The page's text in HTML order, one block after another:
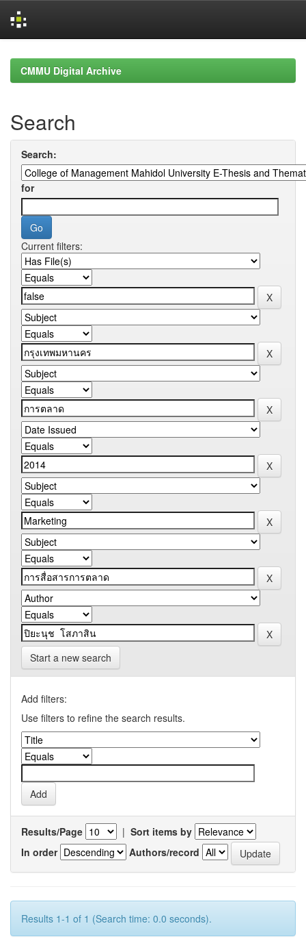
navigationCMMU Digital Archive
Search
Search:
for
Current filters:
Start a new search
Add filters:
Use filters to refine the search results.
Results/Page | Sort items by
In order
Authors/record
Results 1-1 of 1 (Search time: 0.0 seconds).